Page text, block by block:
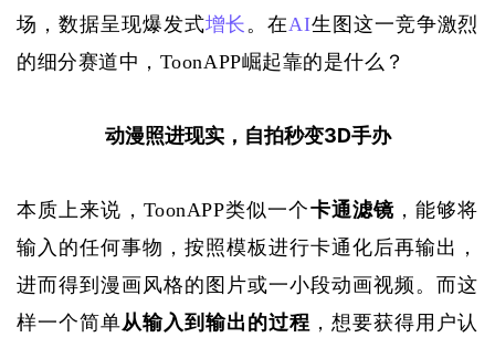
场，数据呈现爆发式增长。在AI生图这一竞争激烈
的细分赛道中，ToonAPP崛起靠的是什么？
动漫照进现实，自拍秒变3D手办
本质上来说， ToonAPP类似一个卡通滤镜 ，能够将
输入的任何事物，按照模板进行卡通化后再输出，
进而得到漫画风格的图片或一小段动画视频。而这
样一个简单从输入到输出的过程 ，想要获得用户认